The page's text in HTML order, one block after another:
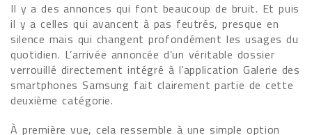
Il y a des annonces qui font beaucoup de bruit. Et puis
il y a celles qui avancent à pas feutrés, presque en
silence mais qui changent profondément les usages du
quotidien. L’arrivée annoncée d’un véritable dossier
verrouillé directement intégré à l’application Galerie des
smartphones Samsung fait clairement partie de cette
deuxième catégorie.
À première vue, cela ressemble à une simple option